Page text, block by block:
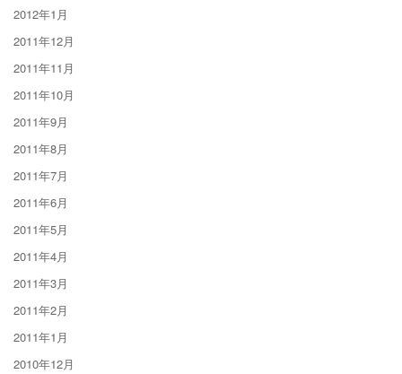
2012年1月
2011年12月
2011年11月
2011年10月
2011年9月
2011年8月
2011年7月
2011年6月
2011年5月
2011年4月
2011年3月
2011年2月
2011年1月
2010年12月